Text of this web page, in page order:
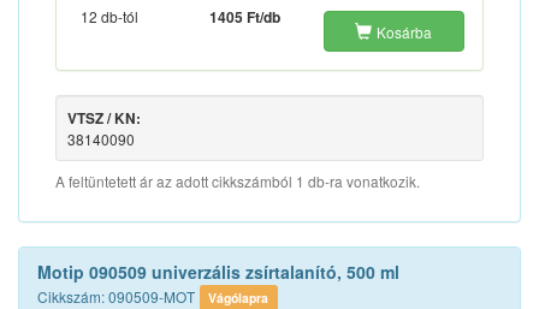
12 db-tól 1405 Ft/db
Kosárba
VTSZ / KN:
38140090
A feltüntetett ár az adott cikkszámból 1 db-ra vonatkozik.
Motip 090509 univerzális zsírtalanító, 500 ml
Cikkszám: 090509-MOT Vágólapra